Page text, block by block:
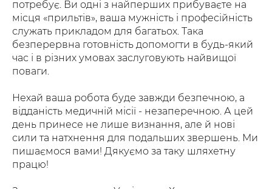
потребує. Ви одні з найперших прибуваєте на
місця «прильтів», ваша мужність і професійність
служать прикладом для багатьох. Така
безперервна готовність допомогти в будь-який
час і в різних умовах заслуговують найвищої
поваги.
Нехай ваша робота буде завжди безпечною, а
відданість медичній місії - незаперечною. А цей
день принесе не лише визнання, але й нові
сили та натхнення для подальших звершень. Ми
пишаємося вами! Дякуємо за таку шляхетну
працю!